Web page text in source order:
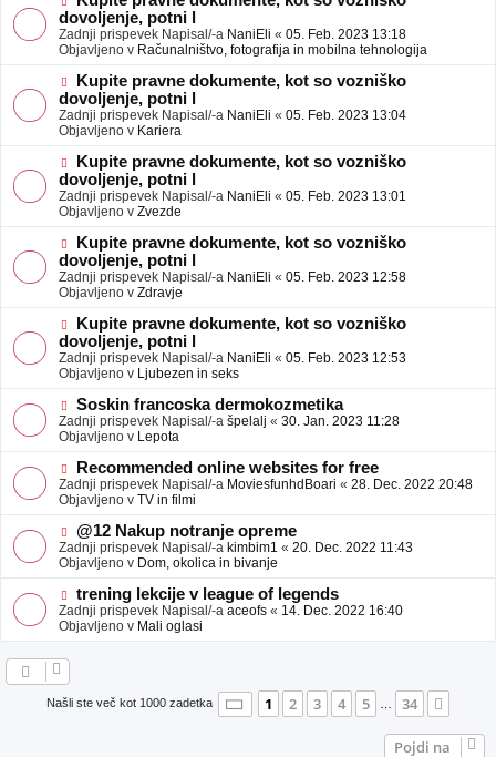
e
b
j
a
v
e
o
v
e
o
b
a
v
e
dovoljenje, potni l
Zadnji prispevek Napisal/-a NaniEli « 05. Feb. 2023 13:18
Objavljeno v Računalništvo, fotografija in mobilna tehnologija
N
o
v
e
o
b
a
v
e
Kupite pravne dokumente, kot so vozniško
dovoljenje, potni l
Zadnji prispevek Napisal/-a NaniEli « 05. Feb. 2023 13:04
Objavljeno v Kariera
N
o
v
e
o
b
a
v
e
Kupite pravne dokumente, kot so vozniško
dovoljenje, potni l
Zadnji prispevek Napisal/-a NaniEli « 05. Feb. 2023 13:01
Objavljeno v Zvezde
N
o
v
e
o
b
a
v
e
Kupite pravne dokumente, kot so vozniško
dovoljenje, potni l
Zadnji prispevek Napisal/-a NaniEli « 05. Feb. 2023 12:58
Objavljeno v Zdravje
N
o
v
e
o
b
j
a
v
e
Kupite pravne dokumente, kot so vozniško
dovoljenje, potni l
Zadnji prispevek Napisal/-a NaniEli « 05. Feb. 2023 12:53
Objavljeno v Ljubezen in seks
N
o
v
e
o
b
j
a
v
e
Soskin francoska dermokozmetika
Zadnji prispevek Napisal/-a špelalj « 30. Jan. 2023 11:28
Objavljeno v Lepota
N
o
v
e
o
b
j
a
v
e
Recommended online websites for free
Zadnji prispevek Napisal/-a MoviesfunhdBoari « 28. Dec. 2022 20:48
Objavljeno v TV in filmi
N
o
v
e
o
b
j
a
@12 Nakup notranje opreme
Zadnji prispevek Napisal/-a kimbim1 « 20. Dec. 2022 11:43
Objavljeno v Dom, okolica in bivanje
N
o
v
e
a
trening lekcije v league of legends
Zadnji prispevek Napisal/-a aceofs « 14. Dec. 2022 16:40
Objavljeno v Mali oglasi
Našli ste več kot 1000 zadetka Stran 1od34
1 2 3 4 5 … 34
Pojdi na